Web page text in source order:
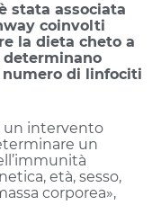
stata associata
coinvolti
la dieta cheto a
numero di linfociti
un intervento
un
età, sesso,
corporea»,